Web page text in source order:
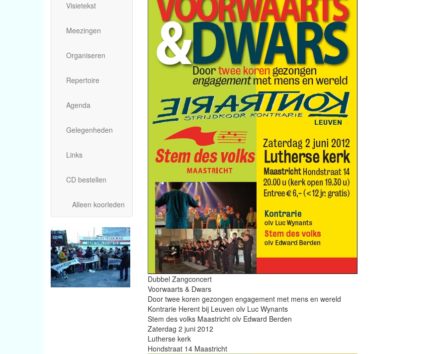
Visietekst
Meezingen
Organiseren
Repertoire
Agenda
Gelegenheden
Links
CD bestellen
Alleen koorleden
Dubbel Zangconcert
Voorwaarts & Dwars
Door twee koren gezongen engagement met mens en wereld
Kontrarie Herent bij Leuven olv Luc Wynants
Stem des volks Maastricht olv Edward Berden
Zaterdag 2 juni 2012
Lutherse kerk
Hondstraat 14 Maastricht